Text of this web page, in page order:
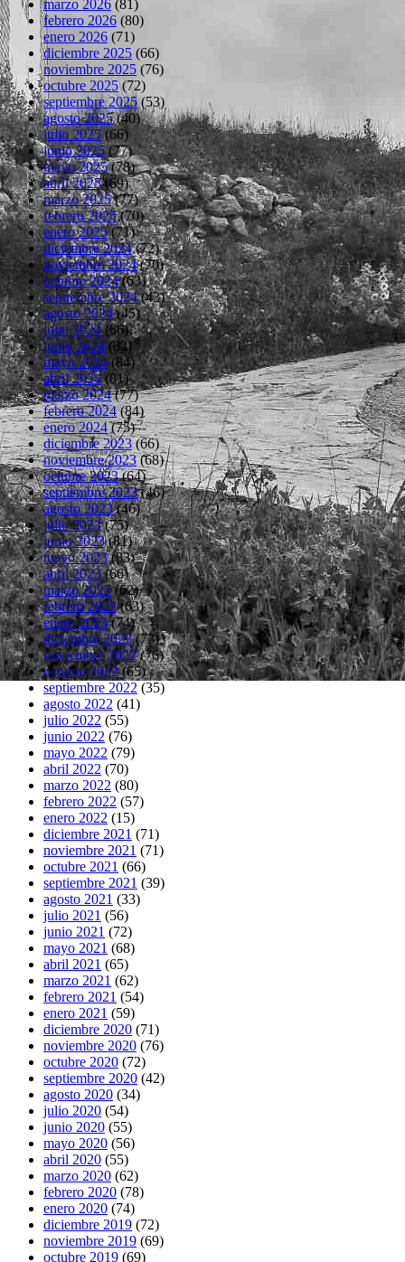
marzo 2026 (81)
febrero 2026 (80)
enero 2026 (71)
diciembre 2025 (66)
noviembre 2025 (76)
octubre 2025(72)
septiembre 2025(53)
agosto 2025(40)
julio 2025(66)
junio 2025 (77)
mayo 2025(78)
abril 2025(69)
marzo 2025(77)
febrero 2025(70)
enero 2025(71)
diciembre 2024(72)
noviembre 2024(70)
octubre 2024(63)
septiembre 2024(43)
agosto 2024(45)
julio 2024(66)
junio 2024 (82)
mayo 2024 (84)
abril 2024(81)
marzo 2024(77)
febrero 2024(84)
enero 2024(75)
diciembre 2023(66)
noviembre 2023(68)
octubre 2023(64)
septiembre 2023(46)
agosto 2023(46)
julio 2023(75)
junio 2023(81)
mayo 2023(83)
abril 2023(66)
marzo 2023(62)
febrero 2023(63)
enero 2023(74)
diciembre 2022(73)
noviembre 2022(76)
octubre 2022(65)
septiembre 2022 (35)
agosto 2022 (41)
julio 2022 (55)
junio 2022 (76)
mayo 2022 (79)
abril 2022 (70)
marzo 2022 (80)
febrero 2022 (57)
enero 2022 (15)
diciembre 2021 (71)
noviembre 2021 (71)
octubre 2021 (66)
septiembre 2021 (39)
agosto 2021 (33)
julio 2021 (56)
junio 2021 (72)
mayo 2021 (68)
abril 2021 (65)
marzo 2021 (62)
febrero 2021 (54)
enero 2021 (59)
diciembre 2020 (71)
noviembre 2020 (76)
octubre 2020 (72)
septiembre 2020 (42)
agosto 2020 (34)
julio 2020 (54)
junio 2020 (55)
mayo 2020 (56)
abril 2020 (55)
marzo 2020 (62)
febrero 2020 (78)
enero 2020 (74)
diciembre 2019 (72)
noviembre 2019 (69)
octubre 2019 (69)